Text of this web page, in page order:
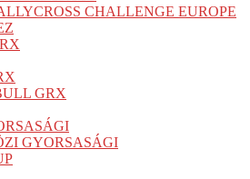
CHALLENGE EUROPE
GRX
GYORSASÁGI